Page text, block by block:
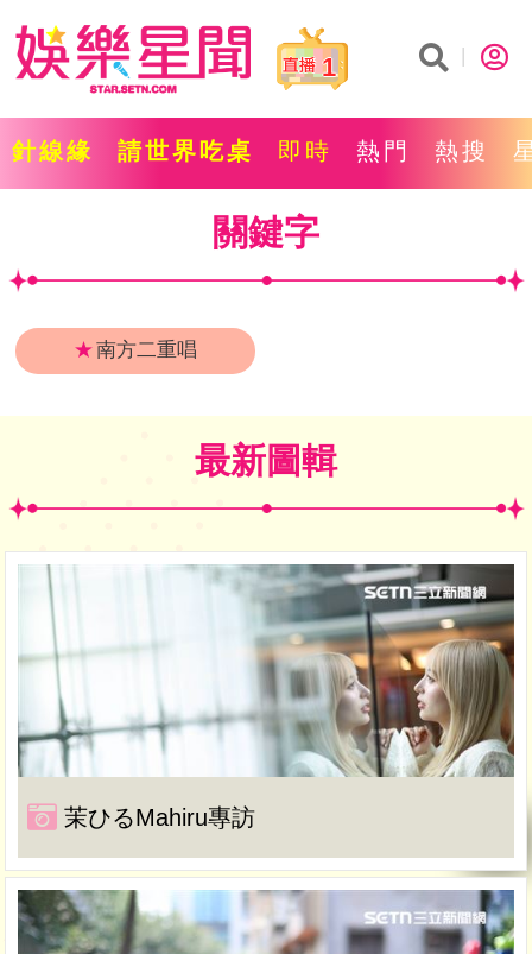
1
針線緣 請世界吃桌 即時 熱門 熱搜
關鍵字
★南方二重唱
最新圖輯
茉ひるMahiru專訪